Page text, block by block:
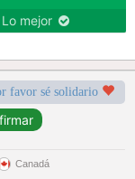
Lo mejor
favor sé solidario
Canadá